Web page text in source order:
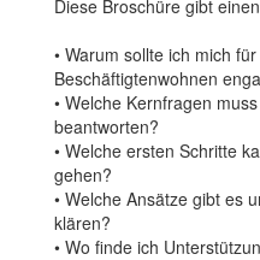
Diese Broschüre gibt
• Warum sollte ich mich
Beschäftigtenwohnen
• Welche Kernfragen
beantworten?
• Welche ersten Schritte
gehen?
• Welche Ansätze gibt es
klären?
• Wo finde ich